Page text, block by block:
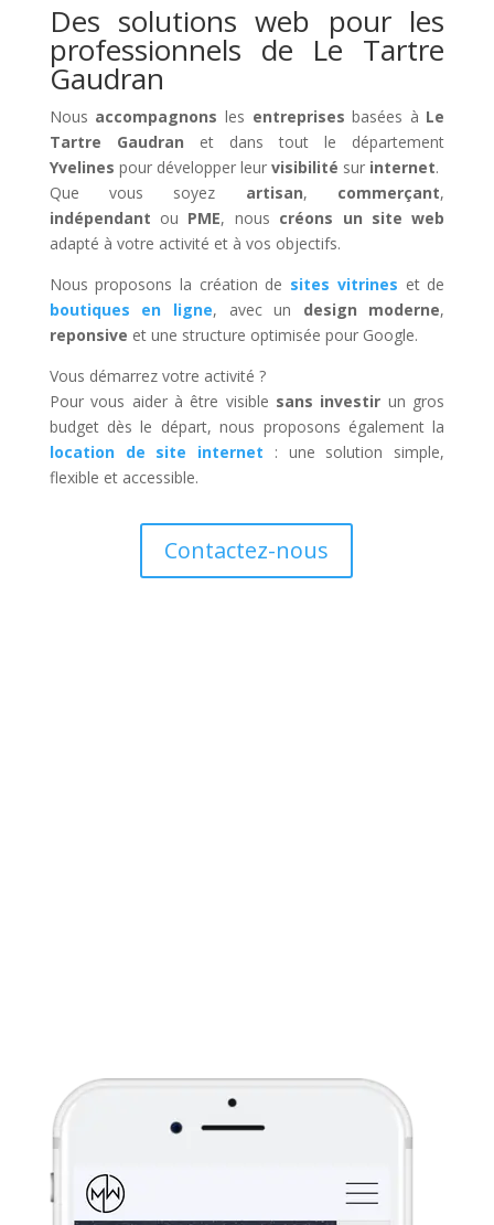
Des solutions web pour les
professionnels de Le Tartre
Gaudran
Nous accompagnons les entreprises basées à Le
Tartre Gaudran et dans tout le département
Yvelines pour développer leur visibilité sur internet.
Que vous soyez artisan, commerçant,
indépendant ou PME, nous créons un site web
adapté à votre activité et à vos objectifs.
Nous proposons la création de sites vitrines et de
boutiques en ligne, avec un design moderne,
reponsive et une structure optimisée pour Google.
Vous démarrez votre activité ?
Pour vous aider à être visible sans investir un gros
budget dès le départ, nous proposons également la
location de site internet : une solution simple,
flexible et accessible.
Contactez-nous